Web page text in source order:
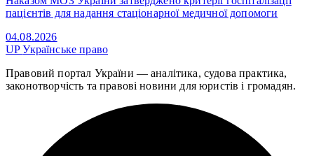
пацієнтів для надання стаціонарної медичної допомоги
04.08.2026
UPУкраїнське право
Правовий портал України — аналітика, судова практика,
законотворчість та правові новини для юристів і громадян.